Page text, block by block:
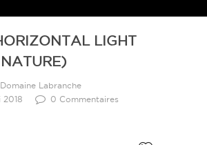
LIGHT
Labranche
2018
0 Commentaires